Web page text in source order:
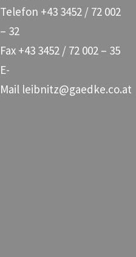
Telefon +43 3452 / 72 002
– 32
Fax +43 3452 / 72 002 – 35
E-
Mail leibnitz@gaedke.co.at